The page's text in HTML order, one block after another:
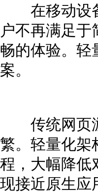
在移动设备
户不再满足
畅的体验。轻
案。
传统网页游
繁。轻量化架
程，大幅降低
现接近原生应